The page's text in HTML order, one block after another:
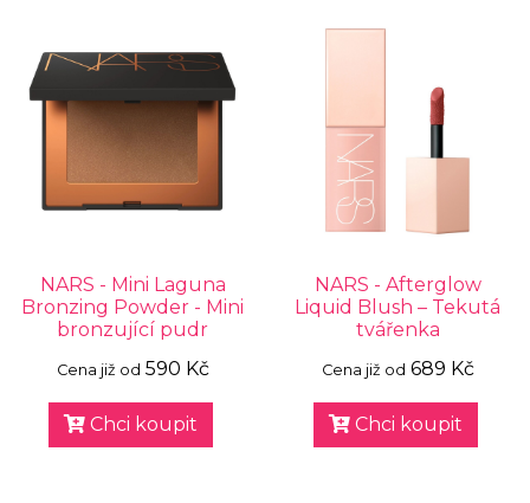
NARS - Mini Laguna
Bronzing Powder - Mini
bronzující pudr
Cena již od 590 Kč
Chci koupit
NARS - Afterglow
Liquid Blush – Tekutá
tvářenka
Cena již od 689 Kč
Chci koupit